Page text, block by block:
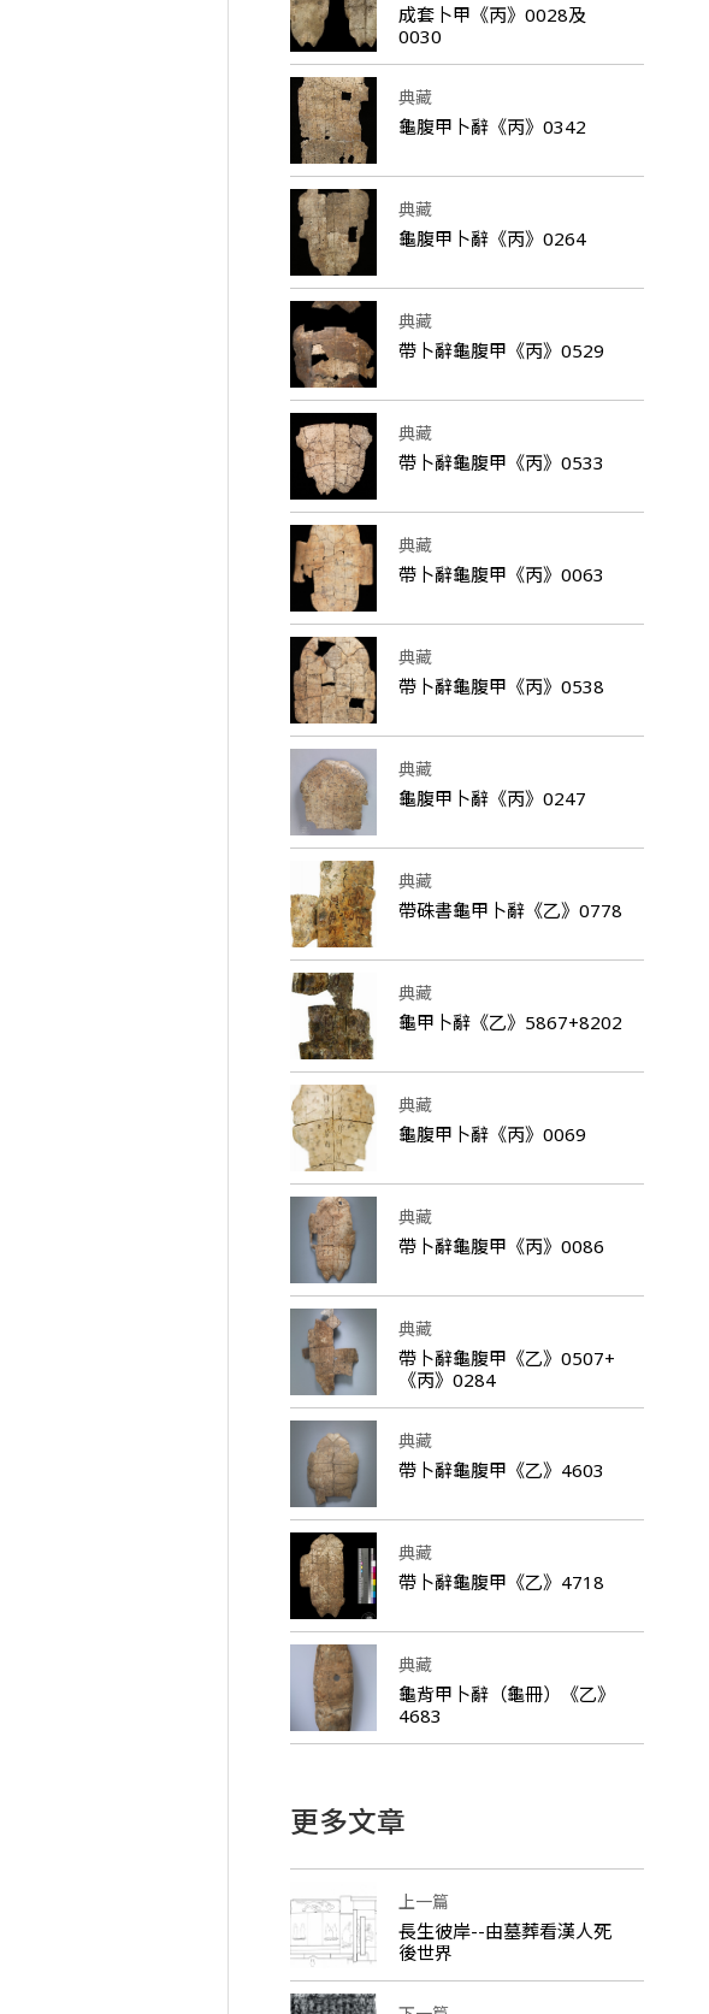
成套卜甲《丙》0028及
0030
典藏
龜腹甲卜辭《丙》0342
典藏
龜腹甲卜辭《丙》0264
典藏
帶卜辭龜腹甲《丙》0529
典藏
帶卜辭龜腹甲《丙》0533
典藏
帶卜辭龜腹甲《丙》0063
典藏
帶卜辭龜腹甲《丙》0538
典藏
龜腹甲卜辭《丙》0247
典藏
帶硃書龜甲卜辭《乙》0778
典藏
龜甲卜辭《乙》5867+8202
典藏
龜腹甲卜辭《丙》0069
典藏
帶卜辭龜腹甲《丙》0086
典藏
帶卜辭龜腹甲《乙》0507+
《丙》0284
典藏
帶卜辭龜腹甲《乙》4603
典藏
帶卜辭龜腹甲《乙》4718
典藏
龜背甲卜辭（龜冊）《乙》
4683
更多文章
上一篇
長生彼岸--由墓葬看漢人死
後世界